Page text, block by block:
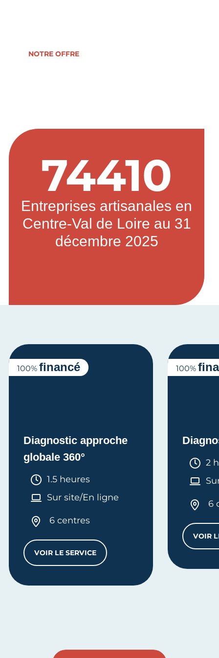
NOTRE OFFRE
74410
Entreprises artisanales en
Centre-Val de Loire au 31
décembre 2025
Diagnostic approche
globale 360°
Durée :
1.5 heures
Sur site/En ligne
6 centres
VOIR LE SERVICEDIAGNOSTIC APPROCHE GLOBALE 360°
100% financé
2
6
VOIR
100%